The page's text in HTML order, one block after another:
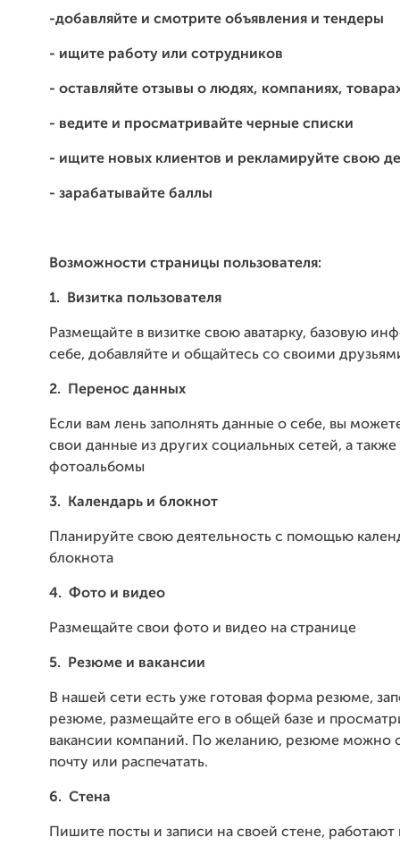
-добавляйте и смотрите объявления и тендеры
- ищите работу или сотрудников
- оставляйте отзывы о людях, компаниях,
- ведите и просматривайте черные списки
- ищите новых клиентов и рекламируйте свою
- зарабатывайте баллы
Возможности страницы пользователя:
1. Визитка пользователя
Размещайте в визитке свою аватарку, базовую
себе, добавляйте и общайтесь со своими
2. Перенос данных
Если вам лень заполнять данные о себе, вы
свои данные из других социальных сетей, а также
фотоальбомы
3. Календарь и блокнот
Планируйте свою деятельность с помощью
блокнота
4. Фото и видео
Размещайте свои фото и видео на странице
5. Резюме и вакансии
В нашей сети есть уже готовая форма резюме,
резюме, размещайте его в общей базе и
вакансии компаний. По желанию, резюме можно
почту или распечатать.
6. Стена
Пишите посты и записи на своей стене,